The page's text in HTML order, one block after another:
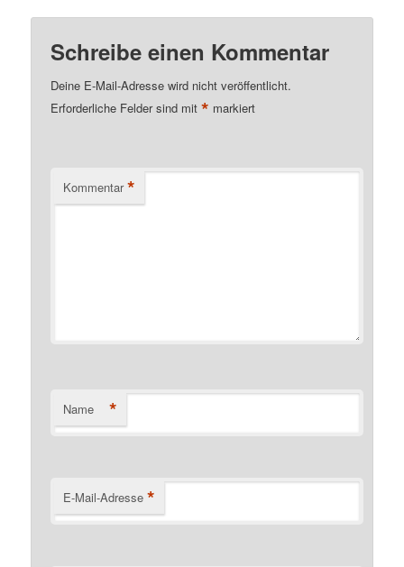
Schreibe einen Kommentar
Deine E-Mail-Adresse wird nicht veröffentlicht.
Erforderliche Felder sind mit* markiert
Kommentar *
Name *
E-Mail-Adresse *